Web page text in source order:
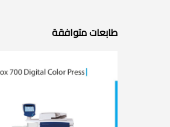
طابعات متوافقة